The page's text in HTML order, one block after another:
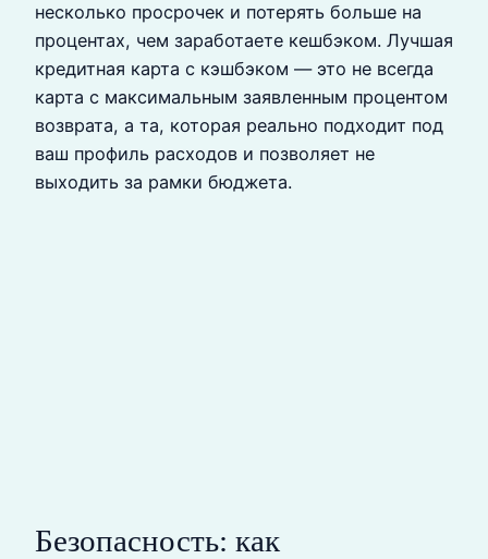
несколько просрочек и потерять больше на
процентах, чем заработаете кешбэком. Лучшая
кредитная карта с кэшбэком — это не всегда
карта с максимальным заявленным процентом
возврата, а та, которая реально подходит под
ваш профиль расходов и позволяет не
выходить за рамки бюджета.
Безопасность: как